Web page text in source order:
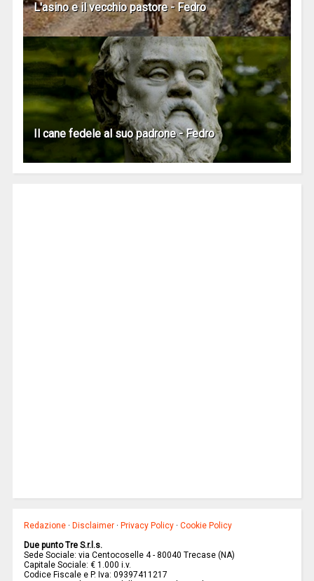
L'asino e il vecchio pastore - Fedro
Il cane fedele al suo padrone - Fedro
Redazione ·Disclaimer ·Privacy Policy ·Cookie Policy
Due punto Tre S.r.l.s.
Sede Sociale: via Centocoselle 4 - 80040 Trecase (NA)
Capitale Sociale: € 1.000 i.v.
Codice Fiscale e P. Iva: 09397411217